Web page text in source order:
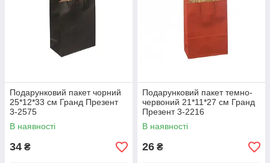
Подарунковий пакет чорний
25*12*33 см Гранд Презент
3-2575
В наявності
34 ₴
Подарунковий пакет темно-
червоний 21*11*27 см Гранд
Презент 3-2216
В наявності
26 ₴